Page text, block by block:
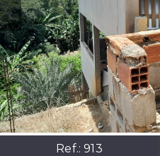
Ref.:913